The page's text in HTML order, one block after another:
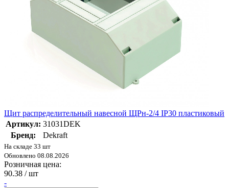
Щит распределительный навесной ЩРн-2/4 IP30 пластиковый
Артикул: 31031DEK
Бренд:
Dekraft
На складе 33 шт
Обновлено 08.08.2026
Розничная цена:
90.38 / шт
-